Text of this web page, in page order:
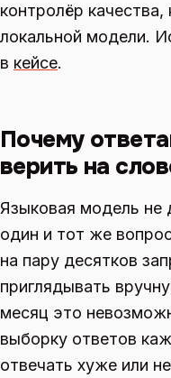
контролёр
локальной модели.
в кейсе.
Почему
верить на
Языковая модель не
один и тот же
на пару десятков
приглядывать
месяц это
выборку ответов
отвечать хуже или